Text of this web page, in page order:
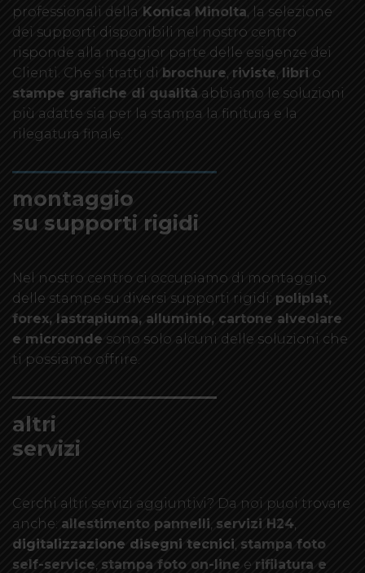
professionali della Konica Minolta , la selezione
dei supporti disponibili nel nostro centro
risponde alla maggior parte delle esigenze dei
Clienti. Che si tratti di brochure riviste libri o
stampe grafiche di qualità abbiamo le soluzioni
più adatte sia per la stampa la finitura e la
rilegatura finale.
montaggio
su supporti rigidi
Nel nostro centro ci occupiamo di montaggio
delle stampe su diversi supporti rigidi: poliplat,
forex, lastrapiuma, alluminio, cartone alveolare
e microonde sono solo alcuni delle soluzioni che
ti possiamo offrire.
altri
servizi
Cerchi altri servizi aggiuntivi? Da noi puoi trovare
anche: allestimento pannelli servizi H24
digitalizzazione disegni tecnici stampa foto
self-service stampa foto on-line e rifilatura e